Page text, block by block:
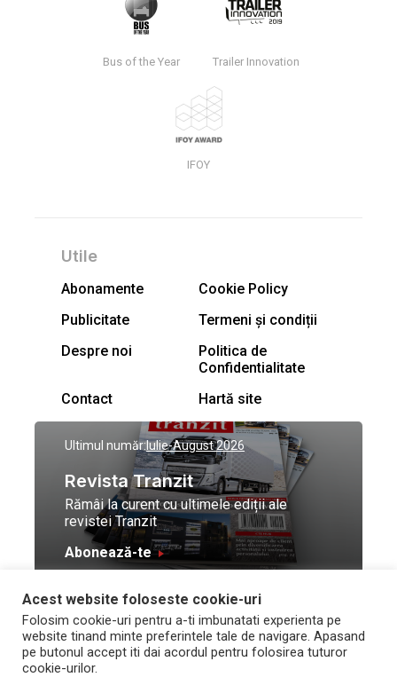
Bus of the Year Trailer Innovation
IFOY
Utile
Abonamente
Cookie Policy
Publicitate
Termeni și condiții
Despre noi
Politica de
Confidentialitate
Contact
Hartă site
Ultimul număr:Iulie-August 2026
Revista Tranzit
Rămâi la curent cu ultimele ediții ale
revistei Tranzit
Abonează-te
© Toate drepturile
rezervate Trafic Media
2026
Design by
and development byNeo
Vision Technologies
Acest website foloseste cookie-uri
Folosim cookie-uri pentru a-ti imbunatati experienta pe
website tinand minte preferintele tale de navigare. Apasand
pe butonul accept iti dai acordul pentru folosirea tuturor
cookie-urilor.